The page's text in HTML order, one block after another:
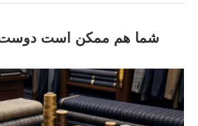
شما هم ممکن است دوست